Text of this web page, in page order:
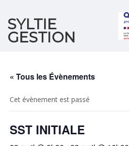
SYLTIE
GESTION
« Tous les Évènements
Cet évènement est passé
SST INITIALE